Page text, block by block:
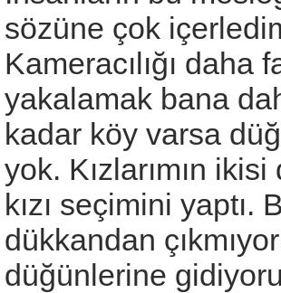
sözüne çok
Kameracılığı
yakalamak bana
kadar köy varsa
yok. Kızlarımın
kızı seçimini
dükkandan
düğünlerine